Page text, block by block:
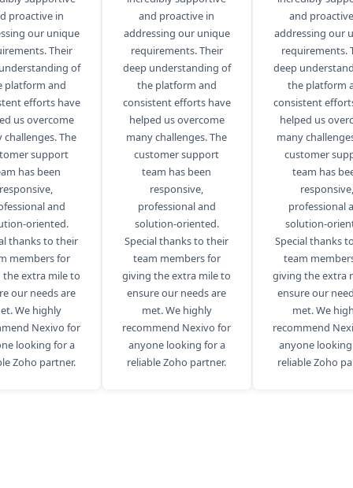
proactive in
our unique
Their
of
platform and
efforts have
us overcome
challenges. The
support
has been
responsive,
and
oriented.
thanks to their
members for
extra mile to
our needs are
We highly
Nexivo for
looking for a
Zoho partner.
and proactive in
addressing our unique
requirements. Their
deep understanding of
the platform and
consistent efforts have
helped us overcome
many challenges. The
customer support
team has been
responsive,
professional and
solution-oriented.
Special thanks to their
team members for
giving the extra mile to
ensure our needs are
met. We highly
recommend Nexivo for
anyone looking for a
reliable Zoho partner.
and
addressing our
requirements.
deep
the platform
consistent
helped us
many
customer
team has
responsive,
professional
solution-
Special thanks
team
giving the extra
ensure our
met. We
recommend
anyone
reliable Zoho